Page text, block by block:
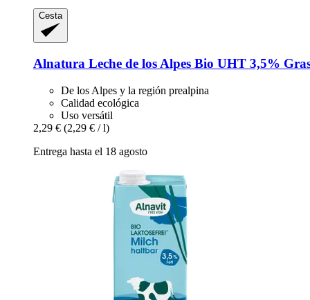
Cesta
Alnatura Leche de los Alpes Bio UHT 3,5%
De los Alpes y la región prealpina
Calidad ecológica
Uso versátil
2,29 € (2,29 € / l)
Entrega hasta el 18 agosto